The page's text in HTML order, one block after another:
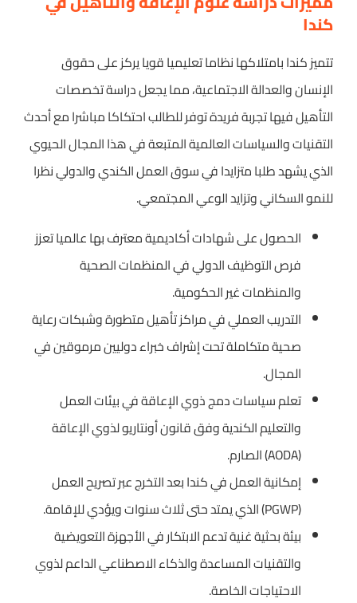
كندا
تتميز كندا بامتلاكها نظاما تعليميا قويا يركز على حقوق
الإنسان والعدالة الاجتماعية، مما يجعل دراسة تخصصات
التأهيل فيها تجربة فريدة توفر للطالب احتكاكا مباشرا مع أحدث
التقنيات والسياسات العالمية المتبعة في هذا المجال الحيوي
الذي يشهد طلبا متزايدا في سوق العمل الكندي والدولي نظرا
للنمو السكاني وتزايد الوعي المجتمعي.
الحصول على شهادات أكاديمية معترف بها عالميا تعزز
فرص التوظيف الدولي في المنظمات الصحية
والمنظمات غير الحكومية.
التدريب العملي في مراكز تأهيل متطورة وشبكات رعاية
صحية متكاملة تحت إشراف خبراء دوليين مرموقين في
المجال.
تعلم سياسات دمج ذوي الإعاقة في بيئات العمل
والتعليم الكندية وفق قانون أونتاريو لذوي الإعاقة
(AODA) الصارم.
إمكانية العمل في كندا بعد التخرج عبر تصريح العمل
(PGWP) الذي يمتد حتى ثلاث سنوات ويؤدي للإقامة.
بيئة بحثية غنية تدعم الابتكار في الأجهزة التعويضية
والتقنيات المساعدة والذكاء الاصطناعي الداعم لذوي
الاحتياجات الخاصة.